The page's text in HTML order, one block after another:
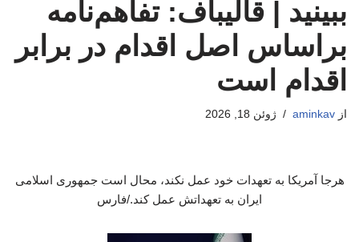
ببینید | قالیباف: تفاهم‌نامه
براساس اصل اقدام در برابر
اقدام است
از aminkav ژوئن 18, 2026
هرجا آمریکا به تعهدات خود عمل نکند، محال است جمهوری اسلامی
ایران به تعهداتش عمل کند./فارس